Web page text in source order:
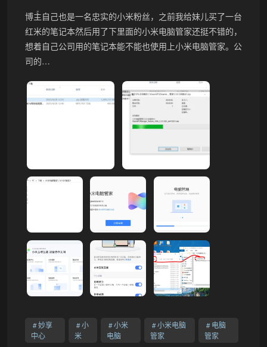
•
博主自己也是一名忠实的小米粉丝，之前我给妹儿买了一台
红米的笔记本然后用了下里面的小米电脑管家还挺不错的，
想着自己公司用的笔记本能不能也使用上小米电脑管家。公
司的…
妙享
中心
小
米
小米
电脑
小米电脑
管家
电脑
管家